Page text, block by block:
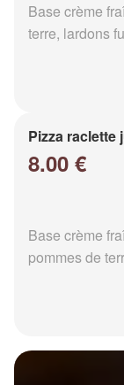
Base crème
terre, lardons
Pizza raclette
8.00 €
Base crème
pommes de